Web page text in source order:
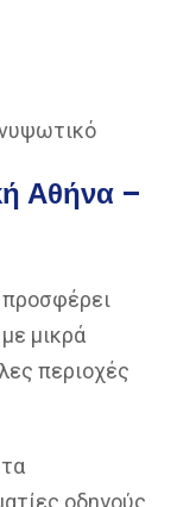
Αθήνα –
προσφέρει
μικρά
περιοχές
τα
οδηγούς,